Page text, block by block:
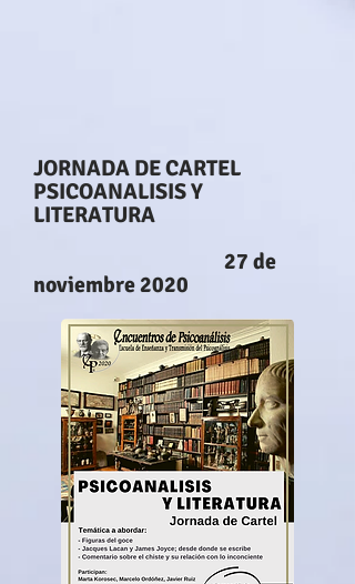
JORNADA DE CARTEL
PSICOANALISIS Y
LITERATURA
27 de
noviembre 2020